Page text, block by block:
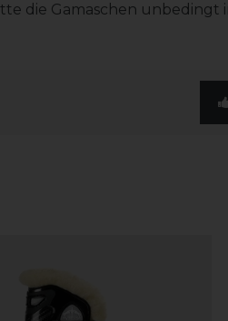
die Gamaschen unbedingt